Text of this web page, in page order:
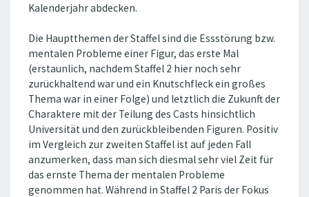
Kalenderjahr abdecken.
Die Hauptthemen der Staffel sind die Essstörung bzw.
mentalen Probleme einer Figur, das erste Mal
(erstaunlich, nachdem Staffel 2 hier noch sehr
zurückhaltend war und ein Knutschfleck ein großes
Thema war in einer Folge) und letztlich die Zukunft der
Charaktere mit der Teilung des Casts hinsichtlich
Universität und den zurückbleibenden Figuren. Positiv
im Vergleich zur zweiten Staffel ist auf jeden Fall
anzumerken, dass man sich diesmal sehr viel Zeit für
das ernste Thema der mentalen Probleme
genommen hat. Während in Staffel 2 Paris der Fokus